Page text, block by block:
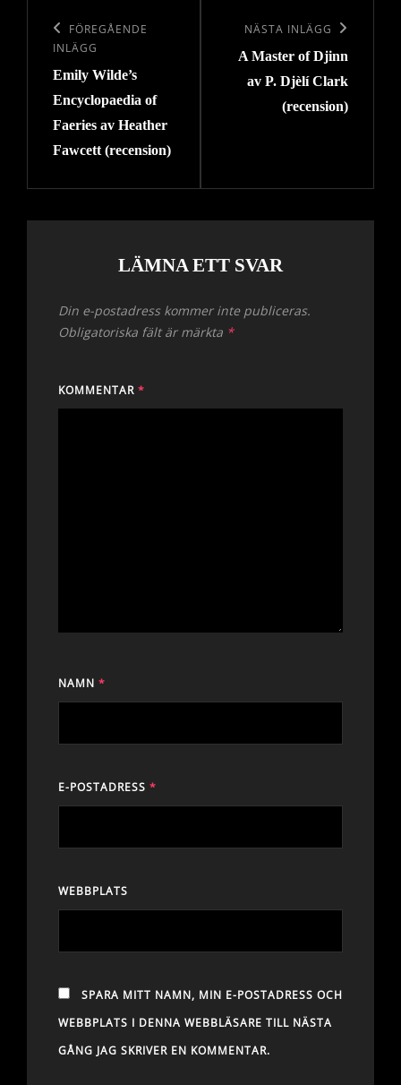
Föregående
FÖREGÅENDE
INLÄGG
Emily Wilde’s
Encyclopaedia of
Faeries av Heather
Fawcett (recension)
Nästa
inlägg
NÄSTA INLÄGG
A Master of Djinn
av P. Djèlí Clark
(recension)
LÄMNA ETT SVAR
Din e-postadress kommer inte publiceras.
Obligatoriska fält är märkta *
KOMMENTAR *
NAMN *
E-POSTADRESS *
WEBBPLATS
SPARA MITT NAMN, MIN E-POSTADRESS OCH
WEBBPLATS I DENNA WEBBLÄSARE TILL NÄSTA
GÅNG JAG SKRIVER EN KOMMENTAR.